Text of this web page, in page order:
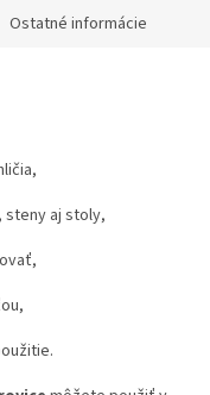
Ostatné informácie
steny aj stoly,